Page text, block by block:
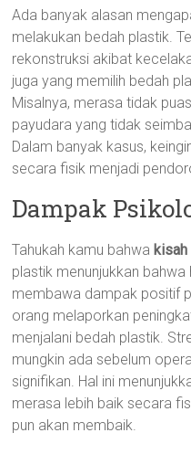
Ada banyak alasan
melakukan bedah plastik.
rekonstruksi akibat
juga yang memilih bedah
Misalnya, merasa tidak
payudara yang tidak
Dalam banyak kasus,
secara fisik menjadi
Dampak
Tahukah kamu bahwa
plastik menunjukkan
membawa dampak positif
orang melaporkan
menjalani bedah plastik.
mungkin ada sebelum
signifikan. Hal ini
merasa lebih baik secara
pun akan membaik.